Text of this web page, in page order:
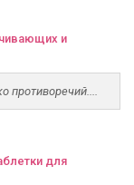
и
противоречий....
для